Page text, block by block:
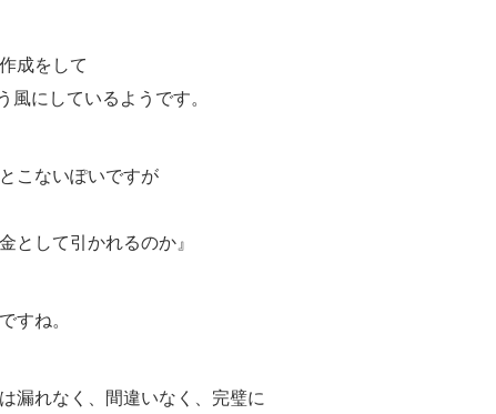
成をして
にしているようです。
こないぽいですが
として引かれるのか』
すね。
漏れなく、間違いなく、完璧に